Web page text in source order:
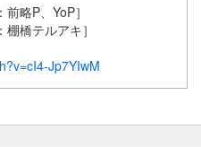
略P、YoP］
橋テルアキ］
Jp7YIwM